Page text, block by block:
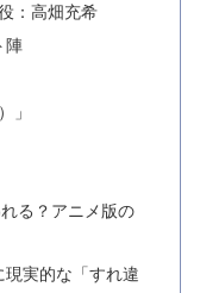
：高畑充希
陣
」
る？アニメ版の
実的な「すれ違